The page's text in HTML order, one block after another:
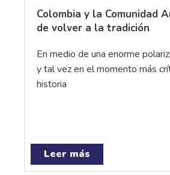
Colombia y la Comunidad
de volver a la tradición
En medio de una enorme
y tal vez en el momento más
historia
Leer más